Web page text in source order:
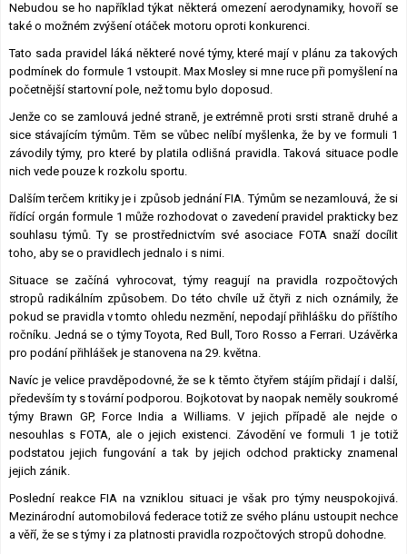
Nebudou se ho například týkat některá omezení aerodynamiky, hovoří se
také o možném zvýšení otáček motoru oproti konkurenci.
Tato sada pravidel láká některé nové týmy, které mají v plánu za takových
podmínek do formule 1 vstoupit. Max Mosley si mne ruce při pomyšlení na
početnější startovní pole, než tomu bylo doposud.
Jenže co se zamlouvá jedné straně, je extrémně proti srsti straně druhé a
sice stávajícím týmům. Těm se vůbec nelíbí myšlenka, že by ve formuli 1
závodily týmy, pro které by platila odlišná pravidla. Taková situace podle
nich vede pouze k rozkolu sportu.
Dalším terčem kritiky je i způsob jednání FIA. Týmům se nezamlouvá, že si
řídící orgán formule 1 může rozhodovat o zavedení pravidel prakticky bez
souhlasu týmů. Ty se prostřednictvím své asociace FOTA snaží docílit
toho, aby se o pravidlech jednalo i s nimi.
Situace se začíná vyhrocovat, týmy reagují na pravidla rozpočtových
stropů radikálním způsobem. Do této chvíle už čtyři z nich oznámily, že
pokud se pravidla v tomto ohledu nezmění, nepodají přihlášku do příštího
ročníku. Jedná se o týmy Toyota, Red Bull, Toro Rosso a Ferrari. Uzávěrka
pro podání přihlášek je stanovena na 29. května.
Navíc je velice pravděpodovné, že se k těmto čtyřem stájím přidají i další,
především ty s tovární podporou. Bojkotovat by naopak neměly soukromé
týmy Brawn GP, Force India a Williams. V jejich případě ale nejde o
nesouhlas s FOTA, ale o jejich existenci. Závodění ve formuli 1 je totiž
podstatou jejich fungování a tak by jejich odchod prakticky znamenal
jejich zánik.
Poslední reakce FIA na vzniklou situaci je však pro týmy neuspokojivá.
Mezinárodní automobilová federace totiž ze svého plánu ustoupit nechce
a věří, že se s týmy i za platnosti pravidla rozpočtových stropů dohodne.